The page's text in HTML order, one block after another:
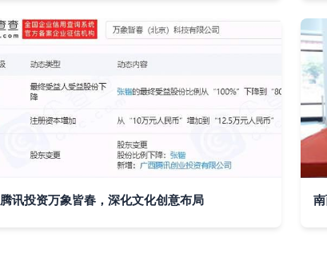
腾讯投资万象皆春，深化文化创意布局